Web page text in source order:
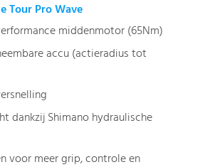
Tour Pro Wave
middenmotor (65Nm)
accu (actieradius tot
dankzij Shimano hydraulische
voor meer grip, controle en